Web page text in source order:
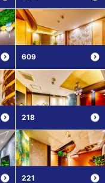
609
218
221